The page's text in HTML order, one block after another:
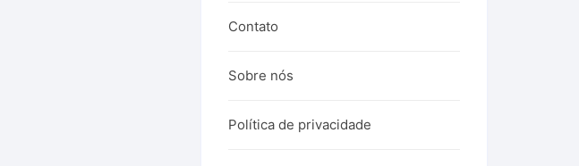
Contato
Sobre nós
Política de privacidade